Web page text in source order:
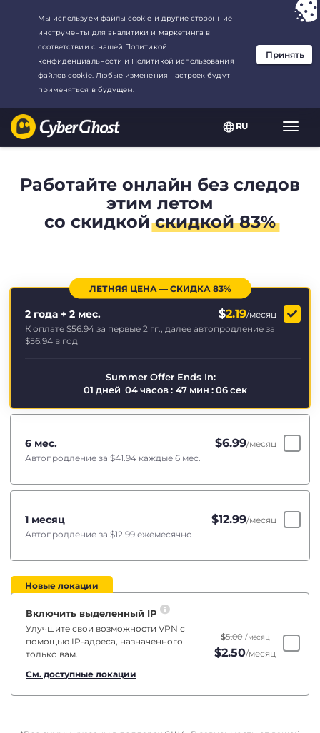
RU
Ваш выбор:Лучшая сделкадля2.1666666666667-год at$
месяц
Работайте онлайн без следов
этим летом
со скидкойскидкой 83%
ЛЕТНЯЯ ЦЕНА — СКИДКА 83%
2 года + 2 мес. $2.19/месяц
К оплате $56.94 за первые 2 гг., далее автопродление за
$56.94 в год
Summer Offer Ends In:
01 дней 04 часов : 47 мин : 06 сек
6 мес. $6.99/месяц
Автопродление за $41.94 каждые 6 мес.
1 месяц $12.99/месяц
Автопродление за $12.99 ежемесячно
Новые локации
Включить выделенный IP
Улучшите свои возможности VPN с
помощью IP-адреса, назначенного
только вам.
См. доступные локации
$5.00 /месяц
$2.50/месяц